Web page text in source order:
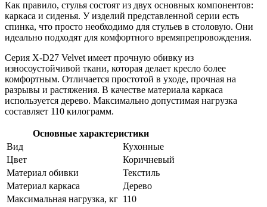
Как правило, стулья состоят из двух основных компонентов:
каркаса и сиденья. У изделий представленной серии есть
спинка, что просто необходимо для стульев в столовую. Они
идеально подходят для комфортного времяпрепровождения.
Серия X-D27 Velvet имеет прочную обивку из
износоустойчивой ткани, которая делает кресло более
комфортным. Отличается простотой в уходе, прочная на
разрывы и растяжения. В качестве материала каркаса
используется дерево. Максимально допустимая нагрузка
составляет 110 килограмм.
Основные характеристики
Вид
Кухонные
Цвет
Коричневый
Материал обивки
Текстиль
Материал каркаса
Дерево
Максимальная нагрузка, кг 110